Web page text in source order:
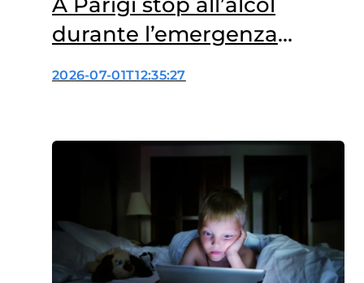
durante l’emergenza
caldo: perché?
2026-07-01T12:35:27